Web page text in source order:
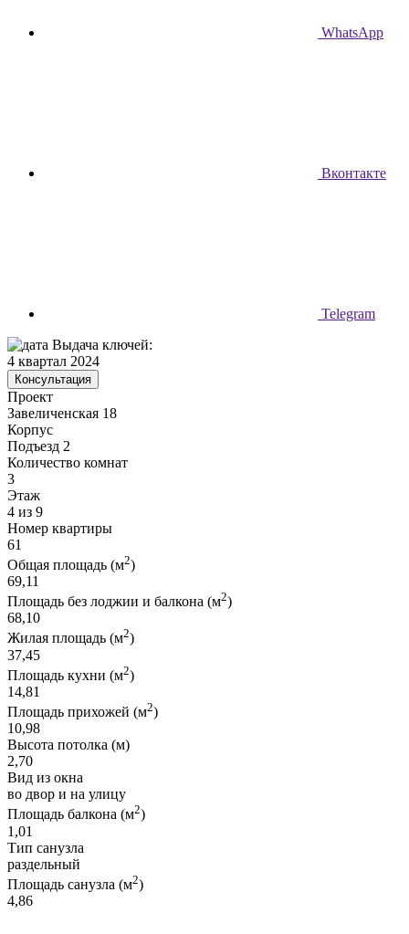
WhatsApp
Вконтакте
Telegram
Выдача ключей:
4 квартал 2024
Консультация
Проект
Завеличенская 18
Корпус
Подъезд 2
Количество комнат
3
Этаж
4 из 9
Номер квартиры
61
Общая площадь (м2)
69,11
Площадь без лоджии и балкона (м2)
68,10
Жилая площадь (м2)
37,45
Площадь кухни (м2)
14,81
Площадь прихожей (м2)
10,98
Высота потолка (м)
2,70
Вид из окна
во двор и на улицу
Площадь балкона (м2)
1,01
Тип санузла
раздельный
Площадь санузла (м2)
4,86